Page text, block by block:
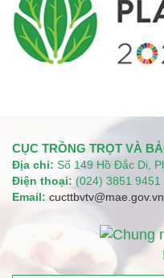
CỤC TRỒNG TRỌT VÀ
Địa chỉ: Số 149 Hồ Đắc Di,
Điện thoại: (024) 3851 9451
Email: cucttbvtv@mae.gov.vn